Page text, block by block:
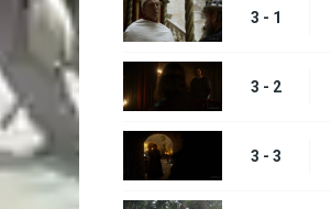
3 - 1
3 - 2
3 - 3